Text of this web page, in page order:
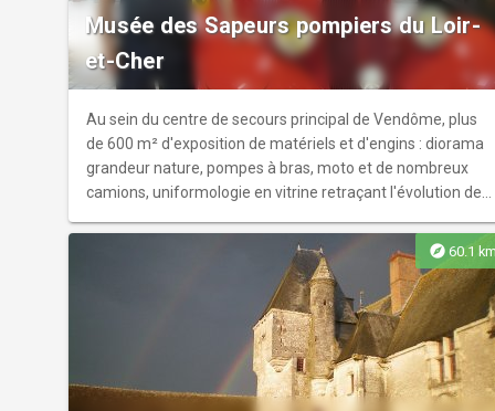
dans notre atelier. Découvrez nos divers produits bio à
boire, tartiner ou cuisiner. Dégustation gratuite.
Musée des Sapeurs pompiers du Loir-
et-Cher
Au sein du centre de secours principal de Vendôme, plus
de 600 m² d'exposition de matériels et d'engins : diorama
grandeur nature, pompes à bras, moto et de nombreux
camions, uniformologie en vitrine retraçant l'évolution des
RESERVATION OBLIGATOIRE par mail ou téléphone avant
explore 60.1 km